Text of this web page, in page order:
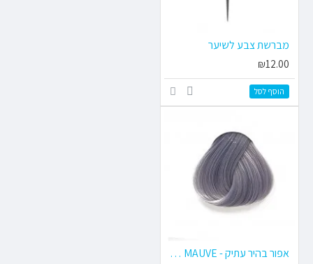
מברשת צבע לשיער
₪12.00
הוסף לסל
אפור בהיר עתיק - ANTIQUE MAUVE